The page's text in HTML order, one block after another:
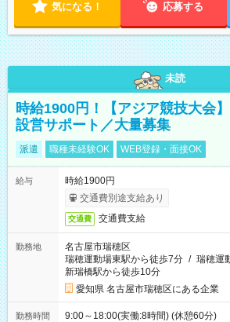
気になる！ 応募する
未読
時給1900円！【アジア競技大会
設営サポート／大量募集
派遣 職種未経験OK WEB登録・面接OK
給与
時給1900円
交通費別途支給あり
交通費 交通費支給
勤務地
名古屋市瑞穂区
瑞穂運動場東駅から徒歩7分 / 瑞穂運
新瑞橋駅から徒歩10分
愛知県 名古屋市瑞穂区にある企業
勤務時間 9:00～18:00(実働:8時間) (休憩60分)